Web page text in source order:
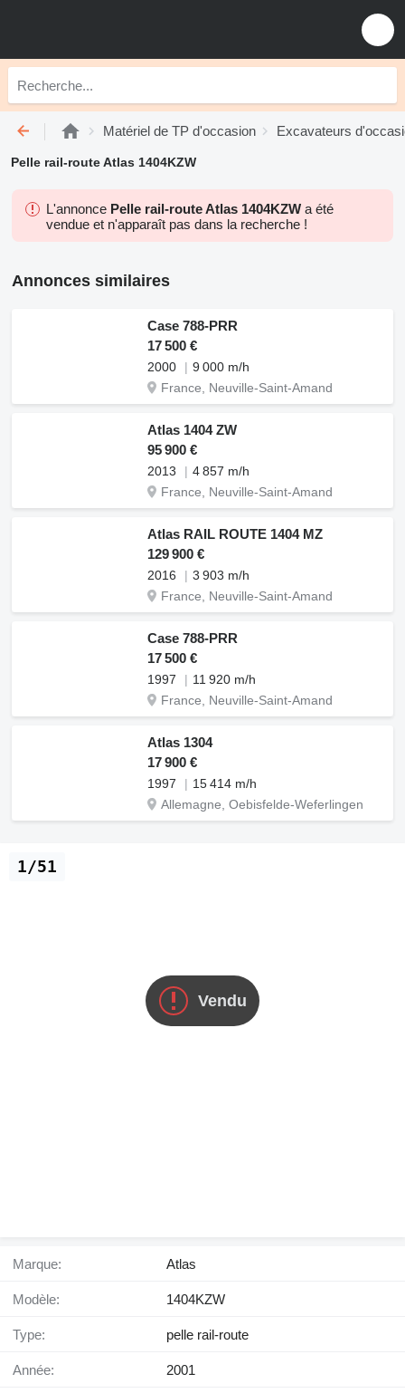
Matériel de TP d'occasion Excavateurs
Pelle rail-route Atlas 1404KZW
L'annonce Pelle rail-route Atlas 1404KZW a été
vendue et n'apparaît pas dans la recherche !
Annonces similaires
Case 788-PRR
17 500 €
2000
9 000 m/h
France, Neuville-Saint-Amand
Atlas 1404 ZW
95 900 €
2013
4 857 m/h
France, Neuville-Saint-Amand
Atlas RAIL ROUTE 1404 MZ
129 900 €
2016
3 903 m/h
France, Neuville-Saint-Amand
Case 788-PRR
17 500 €
1997
11 920 m/h
France, Neuville-Saint-Amand
Atlas 1304
17 900 €
1997
15 414 m/h
Allemagne, Oebisfelde-Weferlingen
Vendu
1/51
Marque: Atlas
Modèle: 1404KZW
Type: pelle rail-route
Année: 2001